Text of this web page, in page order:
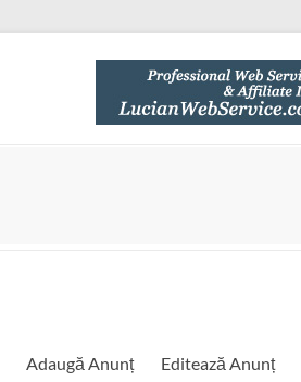
Adaugă Anunț Editează Anunț